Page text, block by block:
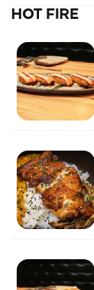
HOT FIRE